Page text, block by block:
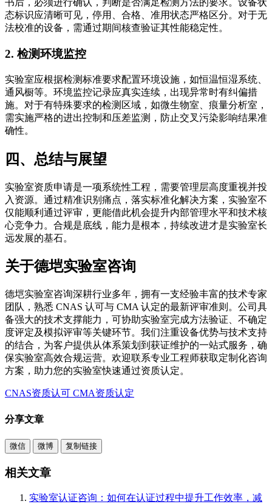
书后，必须进行确认，判断是否满足检测方法的要求。设备状
态标识应清晰可见，停用、合格、准用状态严格区分。对于无
法校准的设备，需通过期间核查验证其性能稳定性。
2. 检测环境监控
实验室应根据检测标准要求配置环境设施，如恒温恒湿系统、
通风橱等。环境监控记录应真实连续，出现异常时有纠偏措
施。对于有特殊要求的检测区域，如微生物室、痕量分析室，
需实施严格的进出控制和压差监测，防止交叉污染影响结果准
确性。
四、总结与展望
实验室资质申请是一项系统性工程，需要管理层高度重视并投
入资源。通过精准识别痛点，落实标准化解决方案，实验室不
仅能顺利通过评审，更能借此机会提升内部管理水平和技术核
心竞争力。合规是底线，能力是根本，持续改进才是实验室长
远发展的基石。
关于德垲实验室咨询
德垲实验室咨询深耕行业多年，拥有一支经验丰富的技术专家
团队，熟悉 CNAS 认可与 CMA 认定的最新评审准则。公司具
备强大的技术支撑能力，可协助实验室完成方法验证、不确定
度评定及模拟评审等关键环节。我们注重设备优势与技术支持
的结合，为客户提供从体系策划到获证维护的一站式服务，确
保实验室高效合规运营。欢迎联系专业工程师获取定制化咨询
方案，助力您的实验室快速通过资质认定。
CNAS资质认可 CMA资质认定
分享文章
微信 微博 复制链接
相关文章
实验室认证咨询：如何在认证过程中提升工作效率，减